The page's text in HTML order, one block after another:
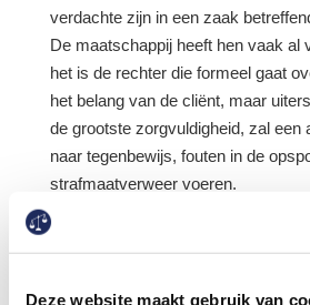
Deze website maakt gebruik van
verdachte zijn in een zaak
De maatschappij heeft hen vaak al
het is de rechter die formeel gaat
het belang van de cliënt, maar
de grootste zorgvuldigheid, zal een
naar tegenbewijs, fouten in de
strafmaatverweer voeren.
Voor slachtoffers kan een advocaat
bieden gedurende het strafproces